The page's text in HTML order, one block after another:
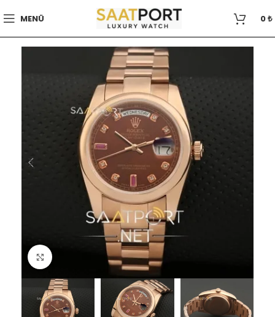
MENÜ 0₺
Büyütmek için tıklayın